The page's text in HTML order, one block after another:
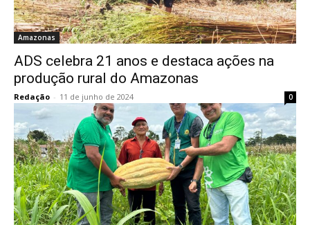
Amazonas
ADS celebra 21 anos e destaca ações na
produção rural do Amazonas
Redação - 11 de junho de 2024 0